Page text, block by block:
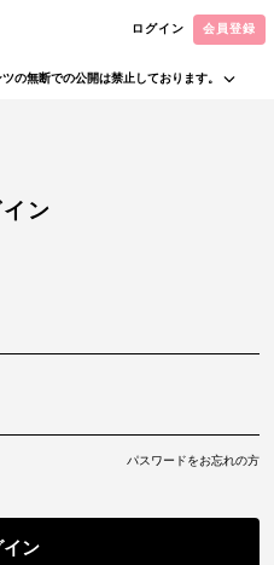
ログイン 会員登録
の無断での公開は禁止しております。
当選権利の譲渡、オークション等への出品、
ン
パスワードをお忘れの方
イン